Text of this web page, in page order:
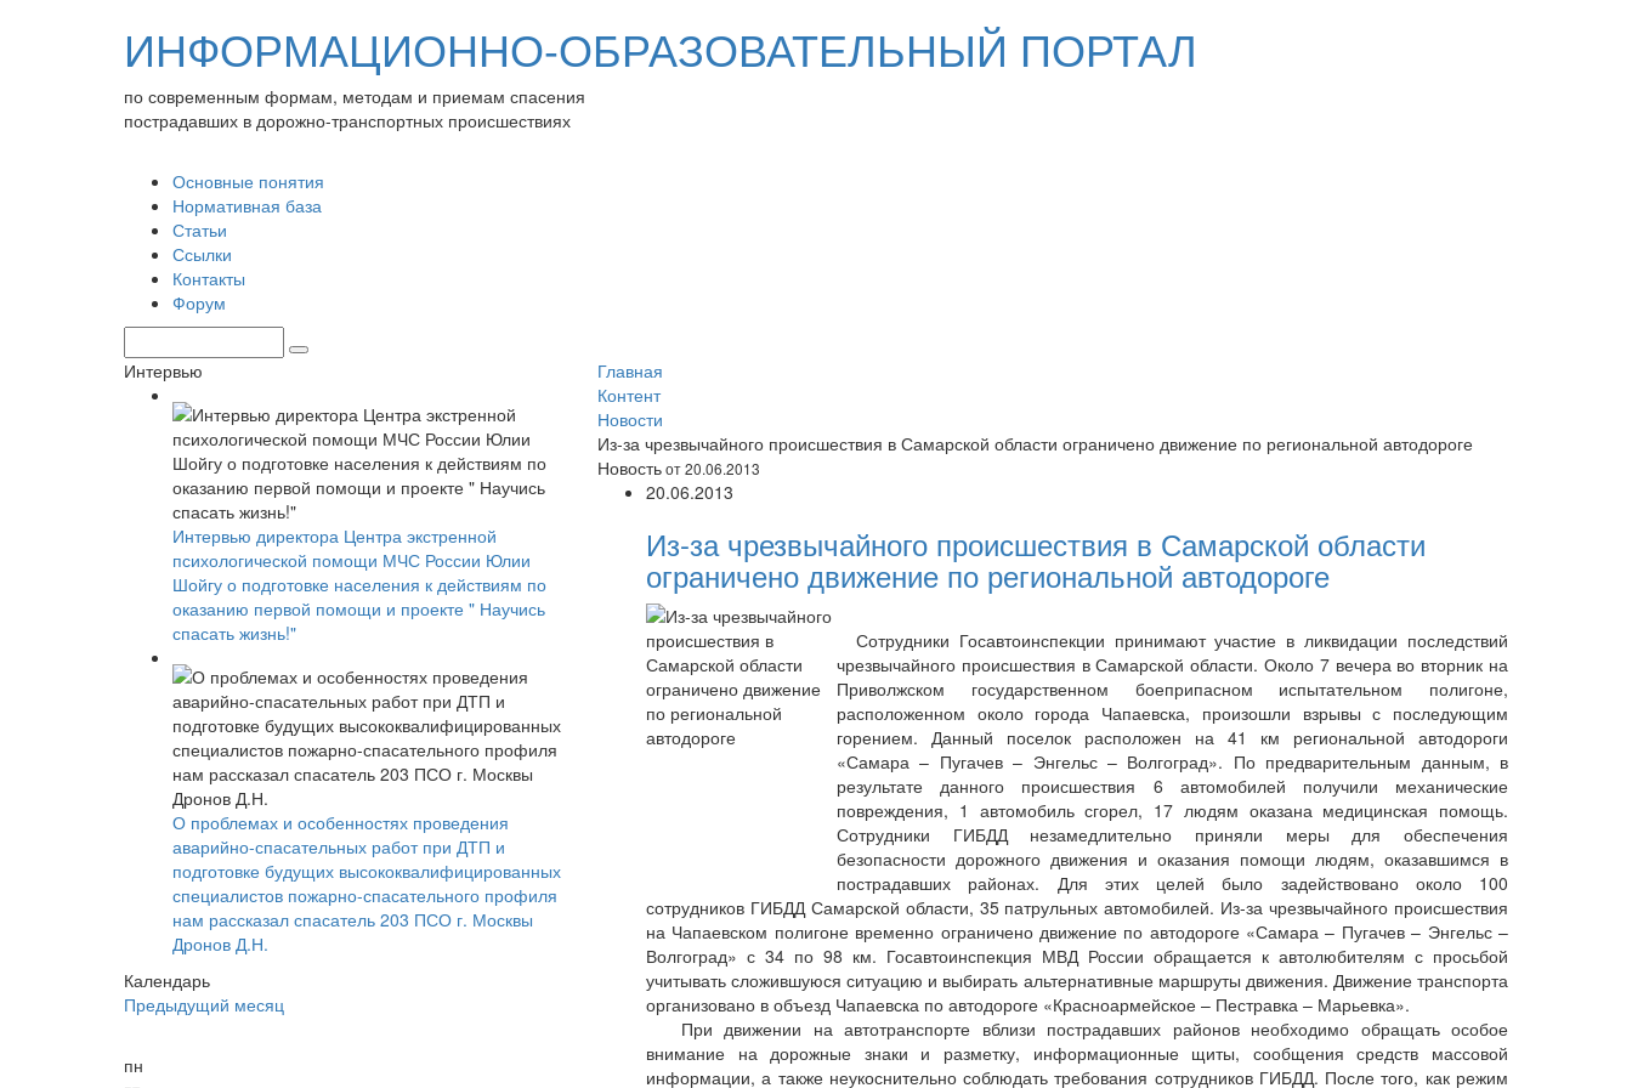
ИНФОРМАЦИОННО-ОБРАЗОВАТЕЛЬНЫЙ ПОРТАЛ
по современным формам, методам и приемам спасения
пострадавших в дорожно-транспортных происшествиях
Основные понятия
Нормативная база
Статьи
Ссылки
Контакты
Форум
Интервью
Интервью директора Центра экстренной
психологической помощи МЧС России Юлии
Шойгу о подготовке населения к действиям по
оказанию первой помощи и проекте " Научись
спасать жизнь!"
О проблемах и особенностях проведения
аварийно-спасательных работ при ДТП и
подготовке будущих высококвалифицированных
специалистов пожарно-спасательного профиля
нам рассказал спасатель 203 ПСО г. Москвы
Дронов Д.Н.
Календарь
Предыдущий месяц
пн
Главная
Контент
Новости
Из-за чрезвычайного происшествия в Самарской области ограничено движение по региональной автодороге
Новостьот 20.06.2013
20.06.2013
Из-за чрезвычайного происшествия в Самарской области
ограничено движение по региональной автодороге
Сотрудники Госавтоинспекции принимают участие в ликвидации последствий
чрезвычайного происшествия в Самарской области. Около 7 вечера во вторник на
Приволжском государственном боеприпасном испытательном полигоне,
расположенном около города Чапаевска, произошли взрывы с последующим
горением. Данный поселок расположен на 41 км региональной автодороги
«Самара – Пугачев – Энгельс – Волгоград». По предварительным данным, в
результате данного происшествия 6 автомобилей получили механические
повреждения, 1 автомобиль сгорел, 17 людям оказана медицинская помощь.
Сотрудники ГИБДД незамедлительно приняли меры для обеспечения
безопасности дорожного движения и оказания помощи людям, оказавшимся в
пострадавших районах. Для этих целей было задействовано около 100
сотрудников ГИБДД Самарской области, 35 патрульных автомобилей. Из-за чрезвычайного происшествия
на Чапаевском полигоне временно ограничено движение по автодороге «Самара – Пугачев – Энгельс –
Волгоград» с 34 по 98 км. Госавтоинспекция МВД России обращается к автолюбителям с просьбой
учитывать сложившуюся ситуацию и выбирать альтернативные маршруты движения. Движение транспорта
организовано в объезд Чапаевска по автодороге «Красноармейское – Пестравка – Марьевка».
При движении на автотранспорте вблизи пострадавших районов необходимо обращать особое
внимание на дорожные знаки и разметку, информационные щиты, сообщения средств массовой
информации, а также неукоснительно соблюдать требования сотрудников ГИБДД. После того, как режим